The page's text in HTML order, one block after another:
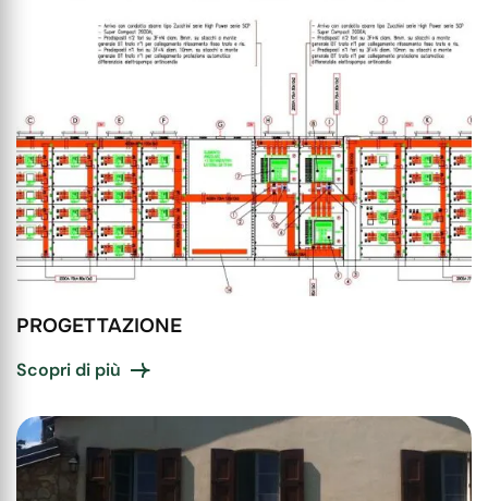
PROGETTAZIONE
Scopri di più